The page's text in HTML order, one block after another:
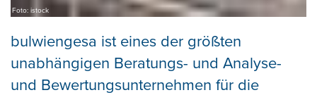
Foto: istock
bulwiengesa ist eines der größten
unabhängigen Beratungs- und Analyse-
und Bewertungsunternehmen für die